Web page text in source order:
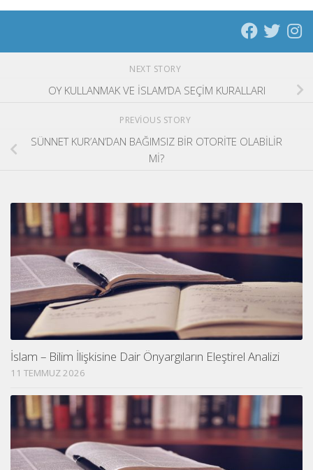
NEXT STORY
OY KULLANMAK VE İSLAM’DA SEÇİM KURALLARI
PREVIOUS STORY
SÜNNET KUR’AN’DAN BAĞIMSIZ BİR OTORİTE OLABİLİR
Mİ?
İslam – Bilim İlişkisine Dair Önyargıların Eleştirel Analizi
11 TEMMUZ 2026